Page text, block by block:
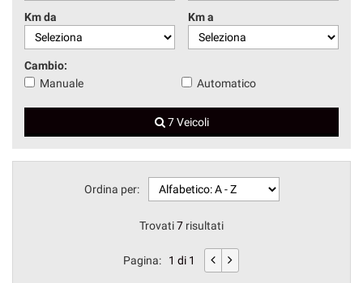
Km da Km a
Cambio:
Manuale
Automatico
7 Veicoli
Ordina per:
Trovati7 risultati
Pagina: 1 di 1